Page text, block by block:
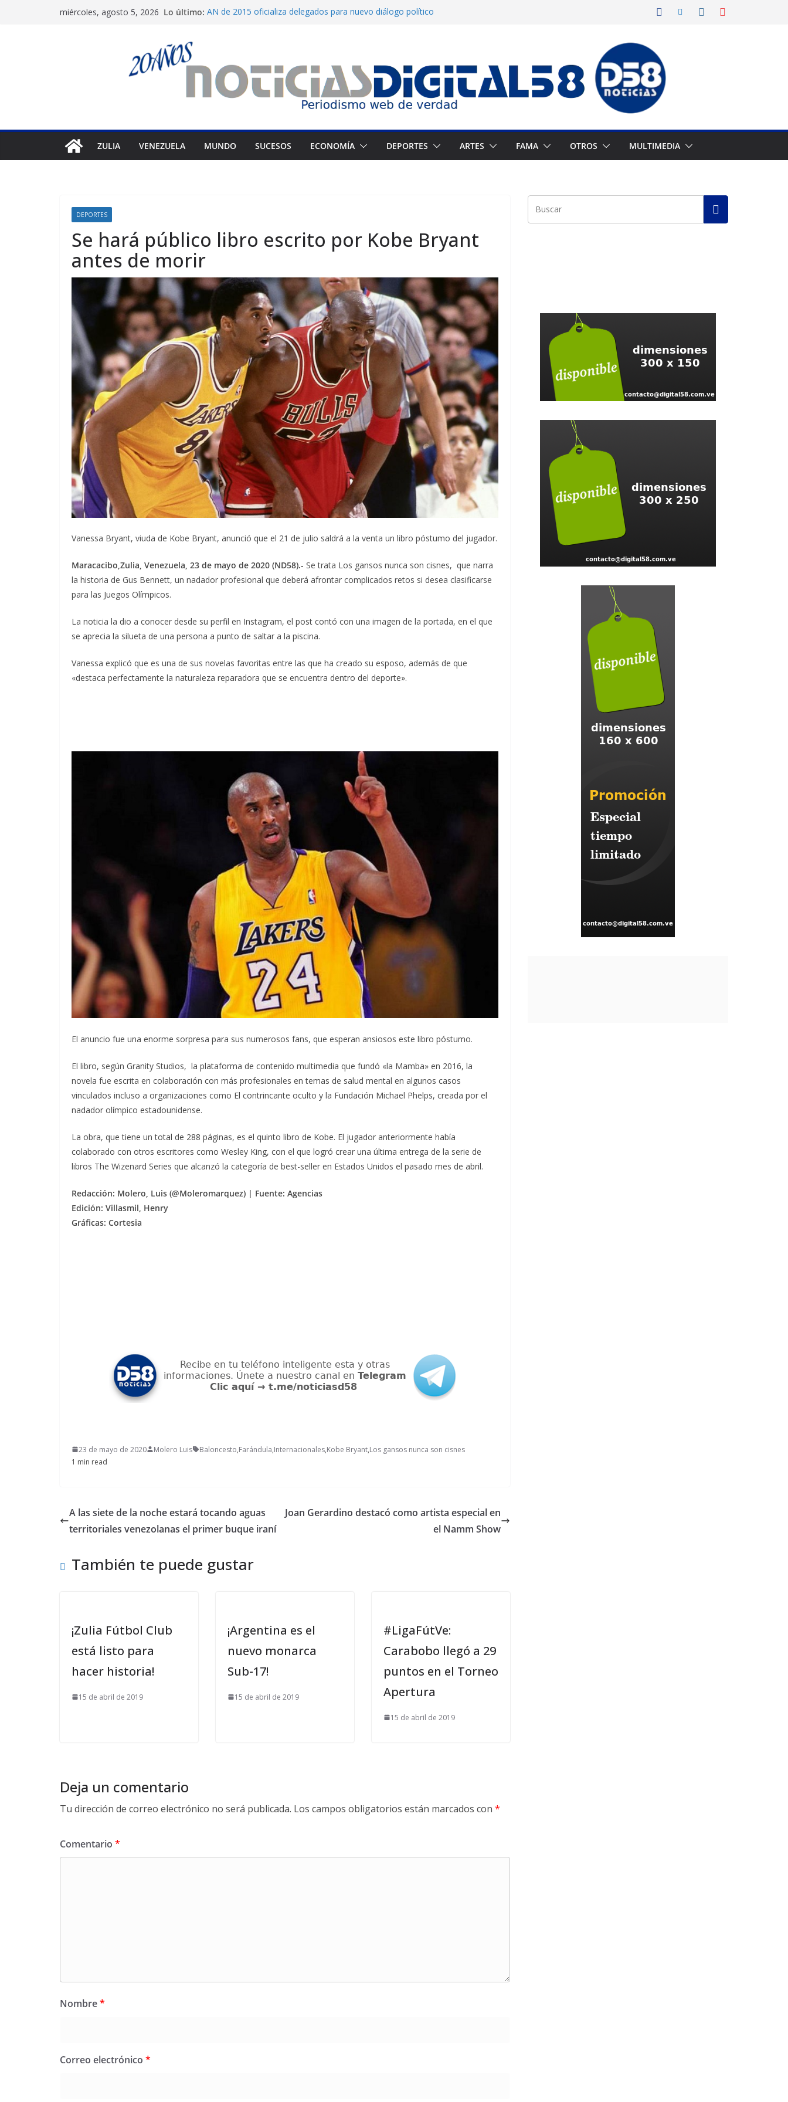
miércoles, agosto 5, 2026 Lo último: AN de 2015 oficializa delegados para nuevo diálogo político
Machado exige un cronograma electoral a la mesa de
diálogo
Marco Rubio urge a celebrar elecciones legítimas en
ZULIA VENEZUELA MUNDO SUCESOS ECONOMÍA DEPORTES ARTES FAMA OTROS MULTIMEDIA
DEPORTES
Se hará público libro escrito por Kobe Bryant
antes de morir
Vanessa Bryant, viuda de Kobe Bryant, anunció que el 21 de julio saldrá a la venta un libro póstumo del jugador.
Maracacibo,Zulia, Venezuela, 23 de mayo de 2020 (ND58).- Se trata Los gansos nunca son cisnes, que narra
la historia de Gus Bennett, un nadador profesional que deberá afrontar complicados retos si desea clasificarse
para las Juegos Olímpicos.
La noticia la dio a conocer desde su perfil en Instagram, el post contó con una imagen de la portada, en el que
se aprecia la silueta de una persona a punto de saltar a la piscina.
Vanessa explicó que es una de sus novelas favoritas entre las que ha creado su esposo, además de que
«destaca perfectamente la naturaleza reparadora que se encuentra dentro del deporte».
El anuncio fue una enorme sorpresa para sus numerosos fans, que esperan ansiosos este libro póstumo.
El libro, según Granity Studios, la plataforma de contenido multimedia que fundó «la Mamba» en 2016, la
novela fue escrita en colaboración con más profesionales en temas de salud mental en algunos casos
vinculados incluso a organizaciones como El contrincante oculto y la Fundación Michael Phelps, creada por el
nadador olímpico estadounidense.
La obra, que tiene un total de 288 páginas, es el quinto libro de Kobe. El jugador anteriormente había
colaborado con otros escritores como Wesley King, con el que logró crear una última entrega de la serie de
libros The Wizenard Series que alcanzó la categoría de best-seller en Estados Unidos el pasado mes de abril.
Redacción: Molero, Luis (@Moleromarquez) | Fuente: Agencias
Edición: Villasmil, Henry
Gráficas: Cortesia
23 de mayo de 2020 Molero Luis Baloncesto,Farándula,Internacionales,Kobe Bryant,Los gansos nunca son cisnes
1 min read
A las siete de la noche estará tocando aguas
territoriales venezolanas el primer buque iraní
Joan Gerardino destacó como artista especial en
el Namm Show
También te puede gustar
¡Zulia Fútbol Club
está listo para
hacer historia!
15 de abril de 2019
¡Argentina es el
nuevo monarca
Sub-17!
15 de abril de 2019
#LigaFútVe:
Carabobo llegó a 29
puntos en el Torneo
Apertura
15 de abril de 2019
Deja un comentario
Tu dirección de correo electrónico no será publicada. Los campos obligatorios están marcados con *
Comentario *
Nombre*
Correo electrónico *